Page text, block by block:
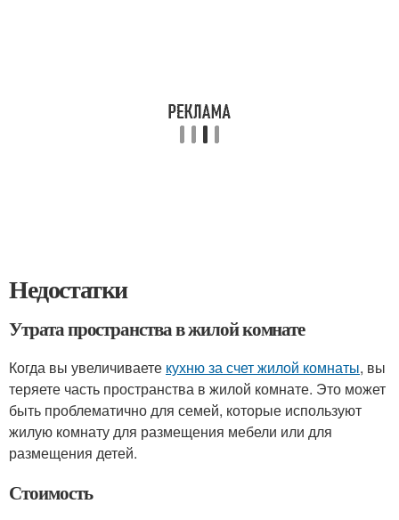
Недостатки
Утрата пространства в жилой комнате
Когда вы увеличиваете кухню за счет жилой комнаты, вы
теряете часть пространства в жилой комнате. Это может
быть проблематично для семей, которые используют
жилую комнату для размещения мебели или для
размещения детей.
Стоимость